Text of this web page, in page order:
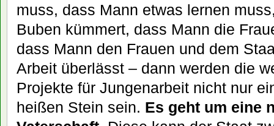
muss, dass Mann etwas lernen
Buben kümmert, dass Mann die
dass Mann den Frauen und dem
Arbeit überlässt – dann werden die
Projekte für Jungenarbeit nicht nur
heißen Stein sein. Es geht um eine